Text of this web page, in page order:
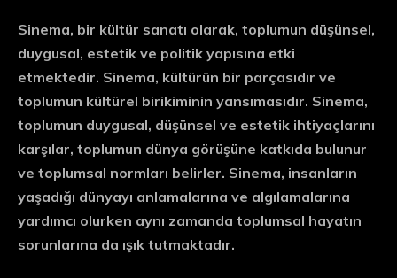
Sinema, bir kültür sanatı olarak, toplumun düşünsel,
duygusal, estetik ve politik yapısına etki
etmektedir. Sinema, kültürün bir parçasıdır ve
toplumun kültürel birikiminin yansımasıdır. Sinema,
toplumun duygusal, düşünsel ve estetik ihtiyaçlarını
karşılar, toplumun dünya görüşüne katkıda bulunur
ve toplumsal normları belirler. Sinema, insanların
yaşadığı dünyayı anlamalarına ve algılamalarına
yardımcı olurken aynı zamanda toplumsal hayatın
sorunlarına da ışık tutmaktadır.